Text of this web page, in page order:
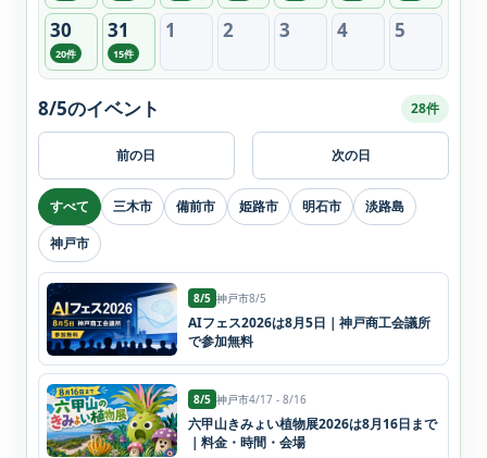
30
20件
31
15件
1 2 3 4 5
前の日
8/5のイベント 28件
次の日
すべて 三木市 備前市 姫路市 明石市
淡路島
神戸市
8/5 神戸市8/5
AIフェス2026は8月5日｜神戸商工会議所
で参加無料
8/5 神戸市4/17 - 8/16
六甲山きみょい植物展2026は8月16日まで
｜料金・時間・会場